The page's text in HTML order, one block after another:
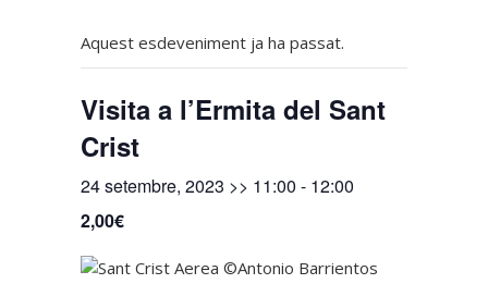
Aquest esdeveniment ja ha passat.
Visita a l’Ermita del Sant
Crist
24 setembre, 2023 >> 11:00 - 12:00
2,00€